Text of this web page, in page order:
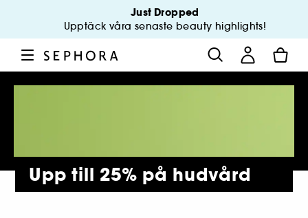
Just Dropped
Upptäck våra senaste beauty highlights!
Upp till 25% på hudvård